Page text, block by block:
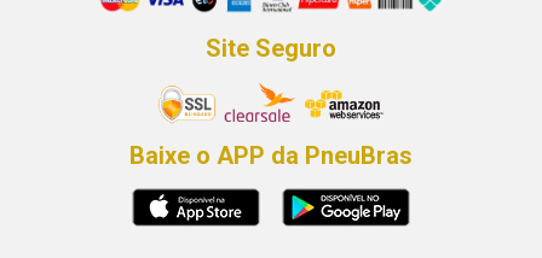
Site Seguro
Baixe o APP da PneuBras